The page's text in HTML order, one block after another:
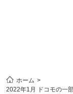
ホーム
2022年1月 ドコモの一